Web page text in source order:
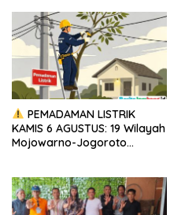
PEMADAMAN LISTRIK
KAMIS 6 AGUSTUS: 19 Wilayah
Mojowarno-Jogoroto